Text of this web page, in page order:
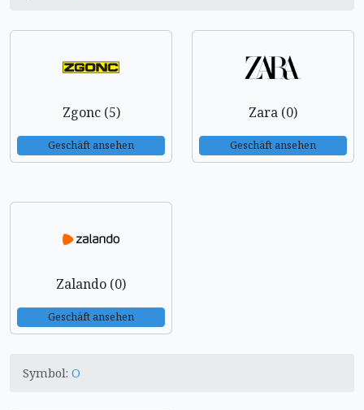
Zgonc (5)
Geschäft ansehen
Zara (0)
Geschäft ansehen
Zalando (0)
Geschäft ansehen
Symbol: O